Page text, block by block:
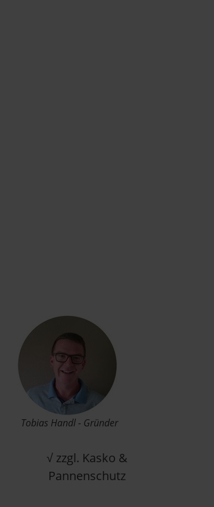
Tobias Handl - Gründer
√ zzgl. Kasko &
Pan­nen­schutz